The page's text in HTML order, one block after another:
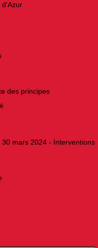
d'Azur
des principes
mars 2024 - Interventions